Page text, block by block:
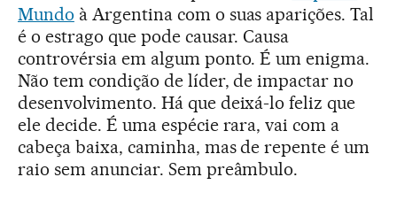
Mundo à Argentina com o suas aparições. Tal
é o estrago que pode causar. Causa
controvérsia em algum ponto. É um enigma.
Não tem condição de líder, de impactar no
desenvolvimento. Há que deixá-lo feliz que
ele decide. É uma espécie rara, vai com a
cabeça baixa, caminha, mas de repente é um
raio sem anunciar. Sem preâmbulo.